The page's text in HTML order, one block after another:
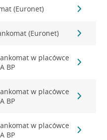
(Euronet)
(Euronet)
w placówce
BP
w placówce
BP
w placówce
BP